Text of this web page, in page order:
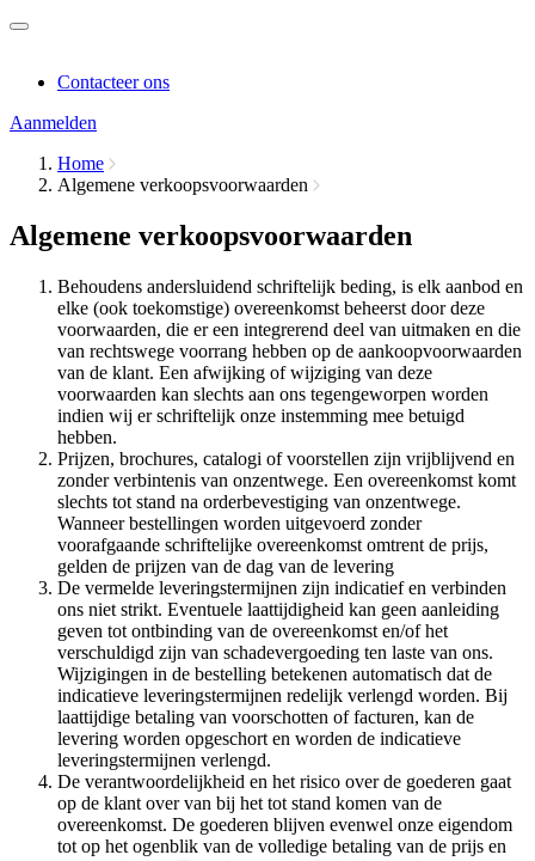
Contacteer ons
Aanmelden
Home
Algemene verkoopsvoorwaarden
Algemene verkoopsvoorwaarden
Behoudens andersluidend schriftelijk beding, is elk aanbod en
elke (ook toekomstige) overeenkomst beheerst door deze
voorwaarden, die er een integrerend deel van uitmaken en die
van rechtswege voorrang hebben op de aankoopvoorwaarden
van de klant. Een afwijking of wijziging van deze
voorwaarden kan slechts aan ons tegengeworpen worden
indien wij er schriftelijk onze instemming mee betuigd
hebben.
Prijzen, brochures, catalogi of voorstellen zijn vrijblijvend en
zonder verbintenis van onzentwege. Een overeenkomst komt
slechts tot stand na orderbevestiging van onzentwege.
Wanneer bestellingen worden uitgevoerd zonder
voorafgaande schriftelijke overeenkomst omtrent de prijs,
gelden de prijzen van de dag van de levering
De vermelde leveringstermijnen zijn indicatief en verbinden
ons niet strikt. Eventuele laattijdigheid kan geen aanleiding
geven tot ontbinding van de overeenkomst en/of het
verschuldigd zijn van schadevergoeding ten laste van ons.
Wijzigingen in de bestelling betekenen automatisch dat de
indicatieve leveringstermijnen redelijk verlengd worden. Bij
laattijdige betaling van voorschotten of facturen, kan de
levering worden opgeschort en worden de indicatieve
leveringstermijnen verlengd.
De verantwoordelijkheid en het risico over de goederen gaat
op de klant over van bij het tot stand komen van de
overeenkomst. De goederen blijven evenwel onze eigendom
tot op het ogenblik van de volledige betaling van de prijs en